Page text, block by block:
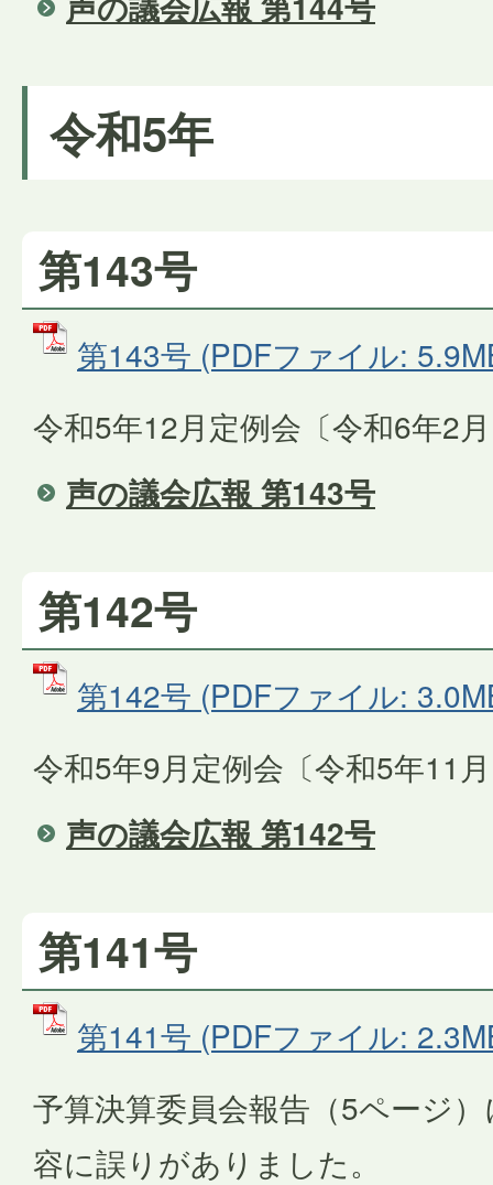
令和5年
第143号
第143号 (PDFファイル:
令和5年12月定例会〔令和6年2
声の議会広報 第143号
第142号
第142号 (PDFファイル:
令和5年9月定例会〔令和5年11
声の議会広報 第142号
第141号
第141号 (PDFファイル:
予算決算委員会報告（5ページ
容に誤りがありました。